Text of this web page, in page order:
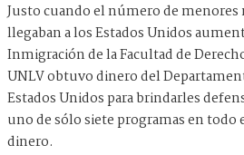
Justo cuando el número de menores
llegaban a los Estados Unidos
Inmigración de la Facultad de
UNLV obtuvo dinero del
Estados Unidos para brindarles
uno de sólo siete programas en todo
dinero.